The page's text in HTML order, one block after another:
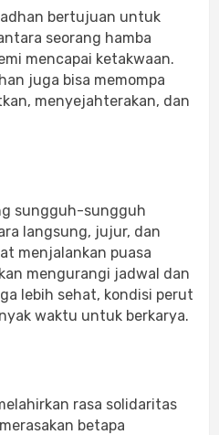
bertujuan untuk
seorang hamba
mencapai ketakwaan.
juga bisa memompa
menyejahterakan, dan
sungguh-sungguh
langsung, jujur, dan
menjalankan puasa
mengurangi jadwal dan
lebih sehat, kondisi perut
waktu untuk berkarya.
rasa solidaritas
betapa